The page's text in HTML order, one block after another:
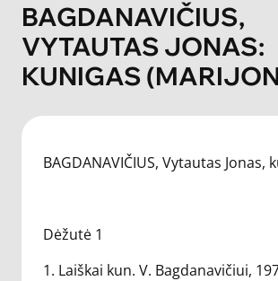
Periodicals
Books
Support Us
BAGDANAVIČIUS,
VYTAUTAS JONAS:
KUNIGAS
BAGDANAVIČIUS, Vytautas Jonas,
Dėžutė 1
1. Laiškai kun. V. Bagdanavičiui,